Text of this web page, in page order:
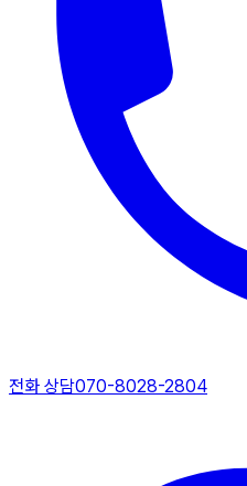
전화 상담070-8028-2804